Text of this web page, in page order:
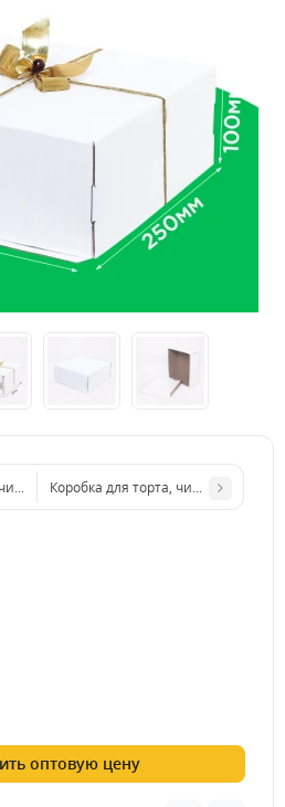
пирога 270*130*60 белая с
Коробка для торта, чизкейка,
оптовую цену